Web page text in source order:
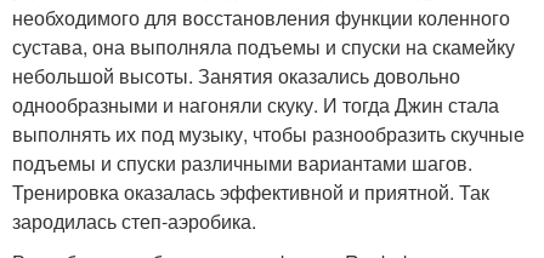
необходимого для восстановления функции коленного
сустава, она выполняла подъемы и спуски на скамейку
небольшой высоты. Занятия оказались довольно
однообразными и нагоняли скуку. И тогда Джин стала
выполнять их под музыку, чтобы разнообразить скучные
подъемы и спуски различными вариантами шагов.
Тренировка оказалась эффективной и приятной. Так
зародилась степ-аэробика.